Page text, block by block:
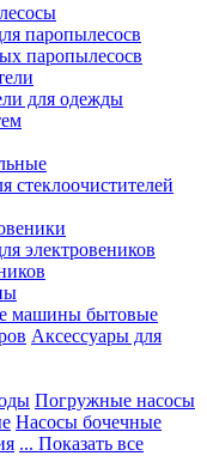
паропылесосв
паропылесосв
для одежды
стеклоочистителей
электровеников
машины бытовые
Аксессуары для
Погружные насосы
Насосы бочечные
... Показать все